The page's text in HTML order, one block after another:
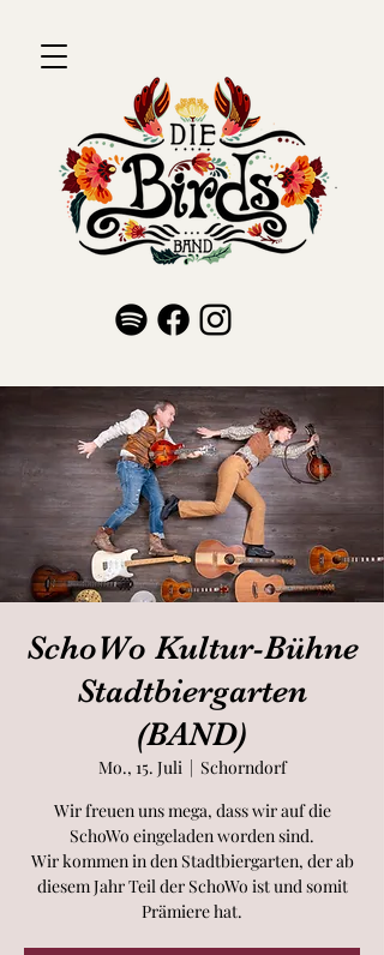
SchoWo Kultur-Bühne
Stadtbiergarten
(BAND)
Mo., 15. Juli
  |
Schorndorf
Wir freuen uns mega, dass wir auf die
SchoWo eingeladen worden sind.
Wir kommen in den Stadtbiergarten, der ab
diesem Jahr Teil der SchoWo ist und somit
Prämiere hat.